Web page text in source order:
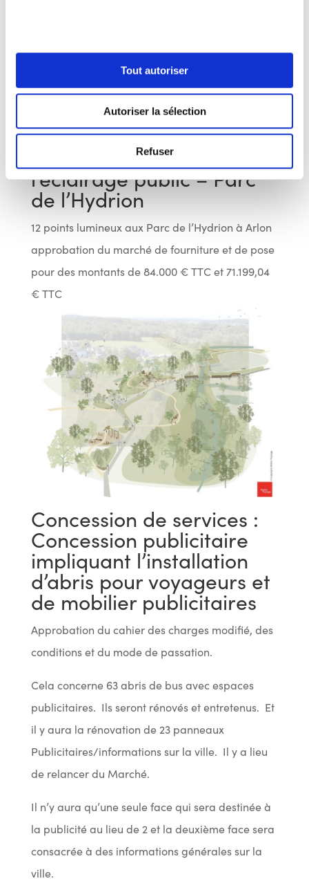
Tout autoriser
Autoriser la sélection
Refuser
Aménagement de
l’éclairage public – Parc
de l’Hydrion
12 points lumineux aux Parc de l’Hydrion à Arlon
approbation du marché de fourniture et de pose
pour des montants de 84.000 € TTC et 71.199,04
€ TTC
Concession de services :
Concession publicitaire
impliquant l’installation
d’abris pour voyageurs et
de mobilier publicitaires
Approbation du cahier des charges modifié, des
conditions et du mode de passation.
Cela concerne 63 abris de bus avec espaces
publicitaires. Ils seront rénovés et entretenus. Et
il y aura la rénovation de 23 panneaux
Publicitaires/informations sur la ville. Il y a lieu
de relancer du Marché.
Il n’y aura qu’une seule face qui sera destinée à
la publicité au lieu de 2 et la deuxième face sera
consacrée à des informations générales sur la
ville.